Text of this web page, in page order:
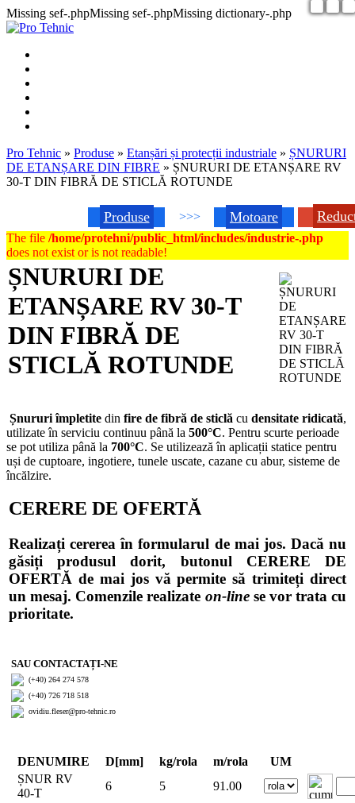
Missing sef-.phpMissing sef-.phpMissing dictionary-.php
Pro Tehnic » Produse » Etanșări și protecții industriale » ȘNURURI
DE ETANȘARE DIN FIBRE » ȘNURURI DE ETANȘARE RV
30-T DIN FIBRĂ DE STICLĂ ROTUNDE
Produse >>> Motoare
The file /home/protehni/public_html/includes/industrie-.php
does not exist or is not readable!
ȘNURURI DE
ETANȘARE RV 30-T
DIN FIBRĂ DE
STICLĂ ROTUNDE
Șnururi împletite din fire de fibră de sticlă cu densitate ridicată,
utilizate în serviciu continuu până la 500°C. Pentru scurte perioade
se pot utiliza până la 700°C. Se utilizează în aplicații statice pentru
uși de cuptoare, ingotiere, tunele uscate, cazane cu abur, sisteme de
încălzire.
CERERE DE OFERTĂ
Realizați cererea în formularul de mai jos. Dacă nu
găsiți produsul dorit, butonul CERERE DE
OFERTĂ de mai jos vă permite să trimiteți direct
un mesaj. Comenzile realizate on-linese vor trata cu
prioritate.
SAU CONTACTAȚI-NE
(+40) 264 274 578
(+40) 726 718 518
ovidiu.fleser@pro-tehnic.ro
DENUMIRE D[mm] kg/rola m/rola
UM
ȘNUR RV
40-T
6 5
91.00